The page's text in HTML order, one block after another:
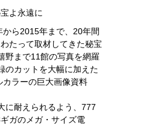
よ永遠に
から2015年まで、20年間
たって取材してきた秘宝
野まで11館の写真を網羅
のカットを大幅に加えた
ラーの巨大画像資料
に耐えられるよう、777
ガのメガ・サイズ電